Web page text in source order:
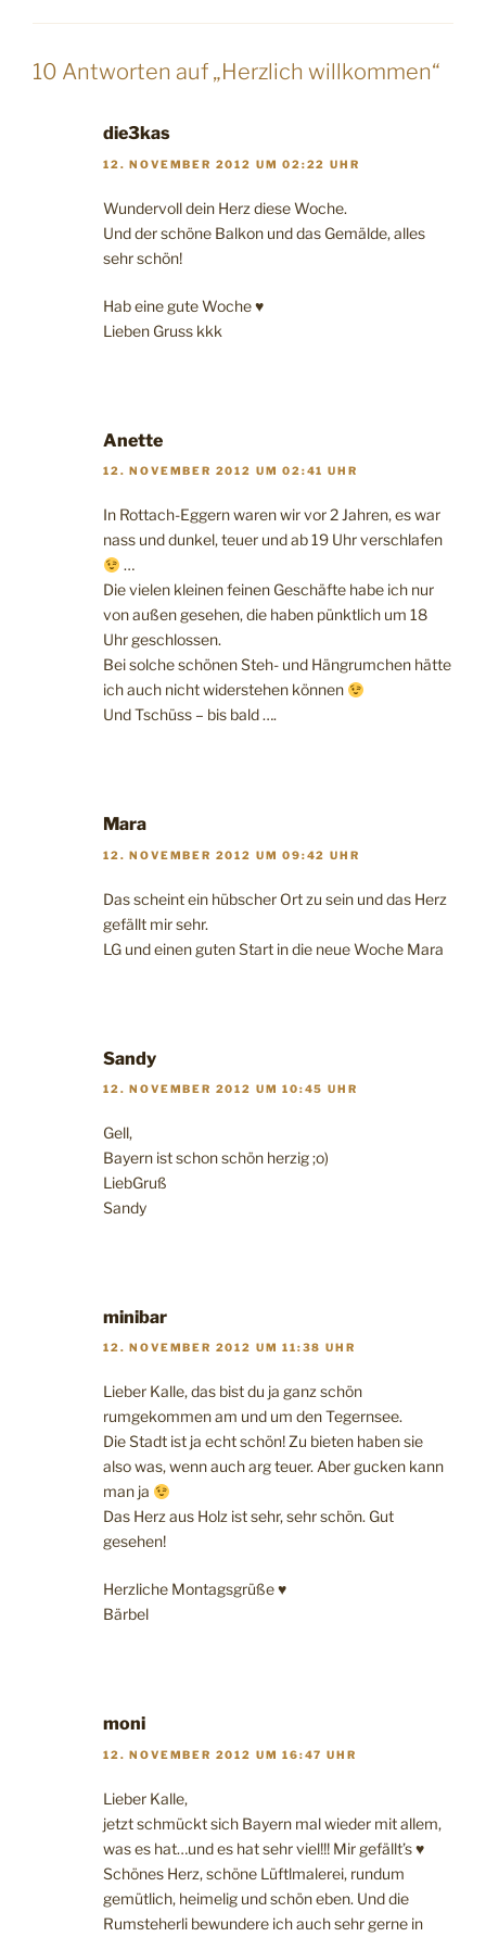
10 Antworten auf „Herzlich willkommen“
die3kas
12. NOVEMBER 2012 UM 02:22 UHR
Wundervoll dein Herz diese Woche.
Und der schöne Balkon und das Gemälde, alles
sehr schön!
Hab eine gute Woche ♥
Lieben Gruss kkk
Anette
12. NOVEMBER 2012 UM 02:41 UHR
In Rottach-Eggern waren wir vor 2 Jahren, es war
nass und dunkel, teuer und ab 19 Uhr verschlafen
…
Die vielen kleinen feinen Geschäfte habe ich nur
von außen gesehen, die haben pünktlich um 18
Uhr geschlossen.
Bei solche schönen Steh- und Hängrumchen hätte
ich auch nicht widerstehen können
Und Tschüss – bis bald ….
Mara
12. NOVEMBER 2012 UM 09:42 UHR
Das scheint ein hübscher Ort zu sein und das Herz
gefällt mir sehr.
LG und einen guten Start in die neue Woche Mara
Sandy
12. NOVEMBER 2012 UM 10:45 UHR
Gell,
Bayern ist schon schön herzig ;o)
LiebGruß
Sandy
minibar
12. NOVEMBER 2012 UM 11:38 UHR
Lieber Kalle, das bist du ja ganz schön
rumgekommen am und um den Tegernsee.
Die Stadt ist ja echt schön! Zu bieten haben sie
also was, wenn auch arg teuer. Aber gucken kann
man ja
Das Herz aus Holz ist sehr, sehr schön. Gut
gesehen!
Herzliche Montagsgrüße ♥
Bärbel
moni
12. NOVEMBER 2012 UM 16:47 UHR
Lieber Kalle,
jetzt schmückt sich Bayern mal wieder mit allem,
was es hat…und es hat sehr viel!!! Mir gefällt’s ♥
Schönes Herz, schöne Lüftlmalerei, rundum
gemütlich, heimelig und schön eben. Und die
Rumsteherli bewundere ich auch sehr gerne in